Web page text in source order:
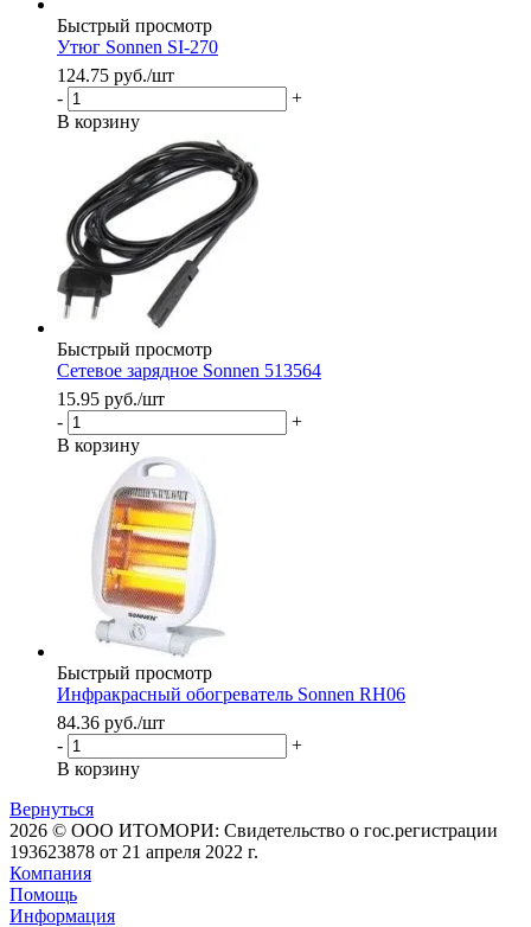
Быстрый просмотр
Утюг Sonnen SI-270
124.75 руб./шт
-
+
В корзину
Быстрый просмотр
Сетевое зарядное Sonnen 513564
15.95 руб./шт
-
+
В корзину
Быстрый просмотр
Инфракрасный обогреватель Sonnen RH06
84.36 руб./шт
-
+
В корзину
Вернуться
2026 © ООО ИТОМОРИ: Свидетельство о гос.регистрации
193623878 от 21 апреля 2022 г.
Компания
Помощь
Информация